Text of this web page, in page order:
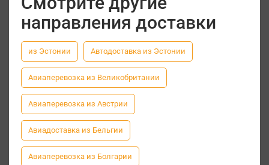
направления доставки
из Эстонии Автодоставка из Эстонии
Авиаперевозка из Великобритании
Авиаперевозка из Австрии
Авиадоставка из Бельгии
Авиаперевозка из Болгарии